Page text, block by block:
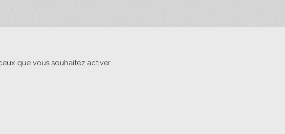
que vous souhaitez activer